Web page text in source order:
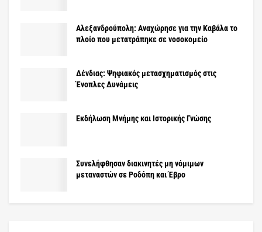
Αλεξανδρούπολη: Aναχώρησε για την Καβάλα το
πλοίο που μετατράπηκε σε νοσοκομείο
Δένδιας: Ψηφιακός μετασχηματισμός στις
Ένοπλες Δυνάμεις
Εκδήλωση Μνήμης και Ιστορικής Γνώσης
Συνελήφθησαν διακινητές μη νόμιμων
μεταναστών σε Ροδόπη και Έβρο